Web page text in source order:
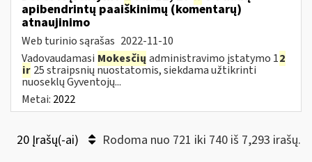
apibendrintų paaiškinimų (komentarų)
atnaujinimo
Web turinio sąrašas 2022-11-10
Vadovaudamasi Mokesčių administravimo įstatymo 12
ir 25 straipsnių nuostatomis, siekdama užtikrinti
nuoseklų Gyventojų...
Metai: 2022
20 Įrašų(-ai) Rodoma nuo 721 iki 740 iš 7,293 irašų.